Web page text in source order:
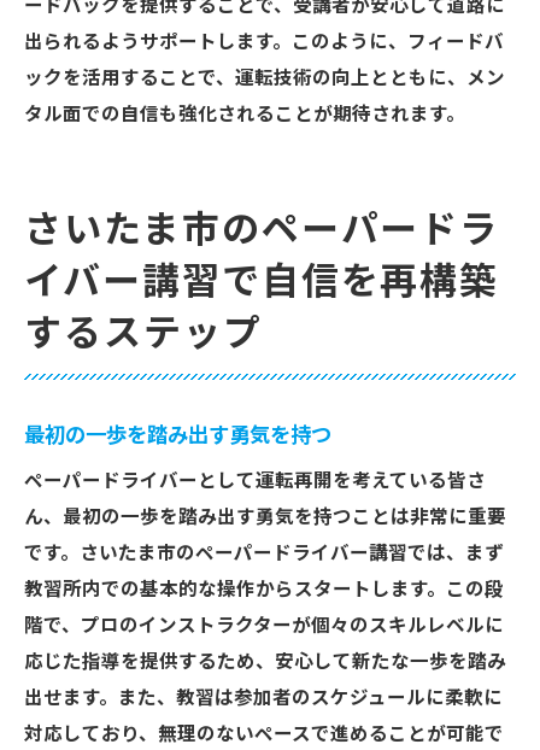
ードバックを提供することで、受講者が安心して道路に
出られるようサポートします。このように、フィードバ
ックを活用することで、運転技術の向上とともに、メン
タル面での自信も強化されることが期待されます。
さいたま市のペーパードラ
イバー講習で自信を再構築
するステップ
最初の一歩を踏み出す勇気を持つ
ペーパードライバーとして運転再開を考えている皆さ
ん、最初の一歩を踏み出す勇気を持つことは非常に重要
です。さいたま市のペーパードライバー講習では、まず
教習所内での基本的な操作からスタートします。この段
階で、プロのインストラクターが個々のスキルレベルに
応じた指導を提供するため、安心して新たな一歩を踏み
出せます。また、教習は参加者のスケジュールに柔軟に
対応しており、無理のないペースで進めることが可能で